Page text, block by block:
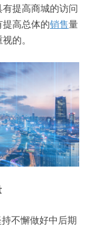
提高商城的访问
高总体的销售量
的。
不懈做好中后期